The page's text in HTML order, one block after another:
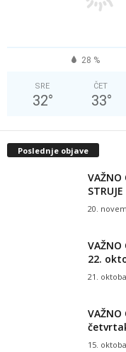
28 %
SRE
32°
ČET
33°
Poslednje objave
VAŽNO
20.
VAŽNO
22.
21.
VAŽNO
15.